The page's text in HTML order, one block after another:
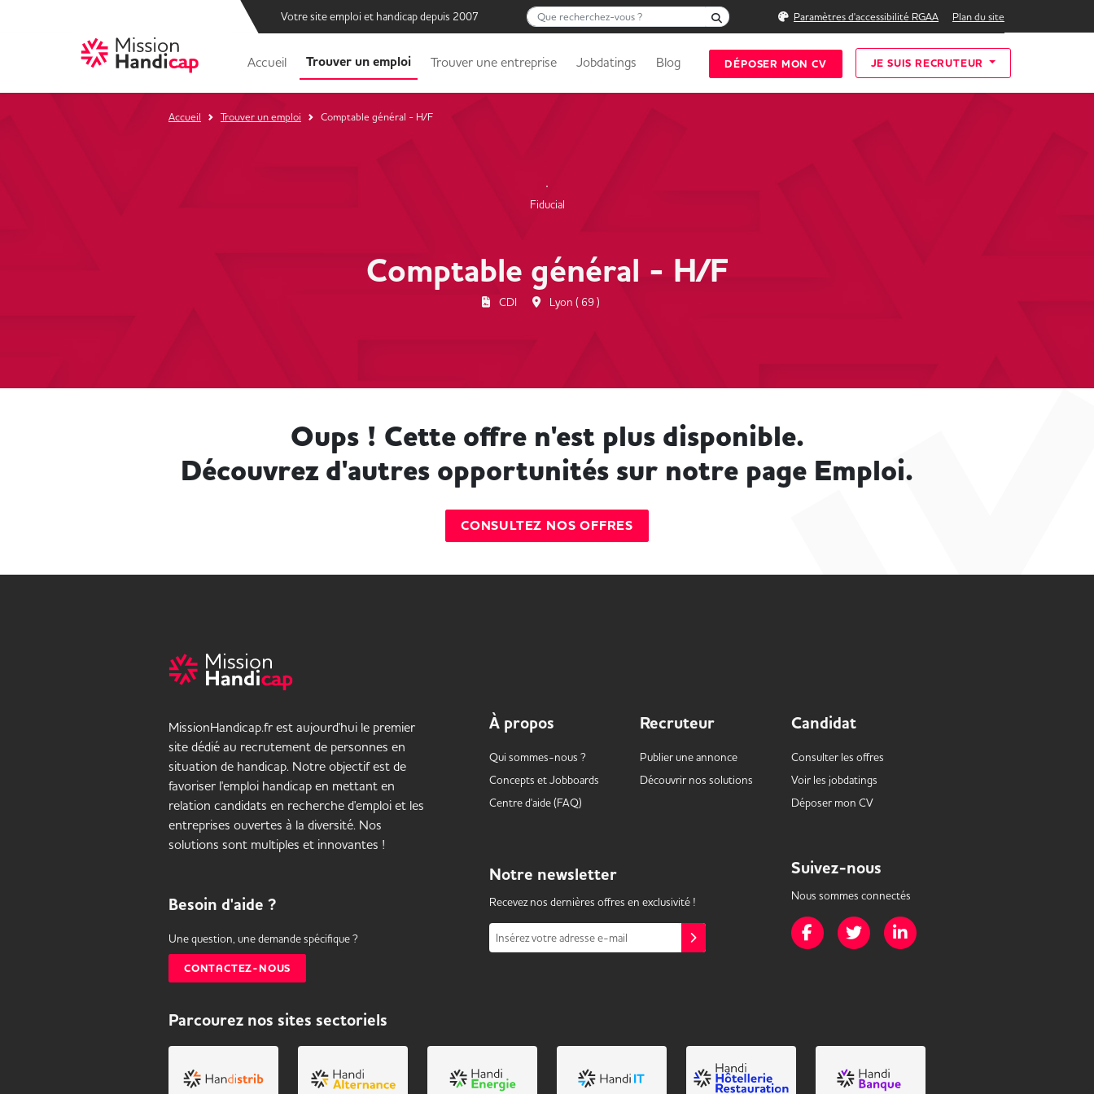
Votre site emploi et handicap depuis 2007 Que recherchez-vous ? Rechercher Paramètres d'accessibilité RGAA Plan du site
Accueil Trouver un emploi Trouver une entreprise Jobdatings Blog DÉPOSER MON CV JE SUIS RECRUTEUR
Accueil Trouver un emploi Comptable général - H/F
Fiducial
Comptable général - H/F
CDI Lyon ( 69 )
Oups ! Cette offre n'est plus disponible.
Découvrez d'autres opportunités sur notre page Emploi.
CONSULTEZ NOS OFFRES
MissionHandicap.fr est aujourd'hui le premier
site dédié au recrutement de personnes en
situation de handicap. Notre objectif est de
favoriser l'emploi handicap en mettant en
relation candidats en recherche d'emploi et les
entreprises ouvertes à la diversité. Nos
solutions sont multiples et innovantes !
Besoin d'aide ?
Une question, une demande spécifique ?
CONTACTEZ-NOUS
À propos
Qui sommes-nous ?
Concepts etJobboards
Centre d'aide (FAQ)
Recruteur
Publier une annonce
Découvrir nos solutions
Candidat
Consulter les offres
Voir les jobdatings
Déposer mon CV
Notre newsletter
Recevez nos dernières offres en exclusivité !
Insérez votre adresse e-mail
Suivez-nous
Nous sommes connectés
Page Facebook de Mission Handicap
Page Twitter de Mission Handicap
Parcourez nos sites sectoriels